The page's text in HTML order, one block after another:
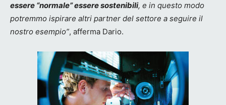
essere “normale” essere sostenibili, e in questo modo
potremmo ispirare altri partner del settore a seguire il
nostro esempio”, afferma Dario.